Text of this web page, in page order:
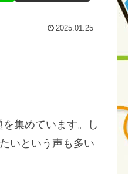
2025.01.25
集めています。し
いという声も多い